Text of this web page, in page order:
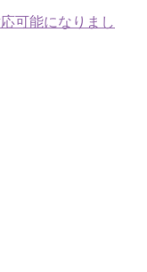
可能になりまし